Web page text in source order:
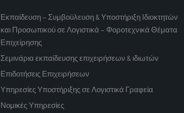
Εκπαίδευση – Συμβούλευση & Υποστήριξη Ιδιοκτητών
και Προσωπικού σε Λογιστικά – Φοροτεχνικά Θέματα
Επιχείρησης
Σεμινάρια εκπαίδευσης επιχειρήσεων & ιδιωτών
Επιδοτήσεις Επιχειρήσεων
Υπηρεσίες Υποστήριξης σε Λογιστικά Γραφεία
Νομικές Υπηρεσίες